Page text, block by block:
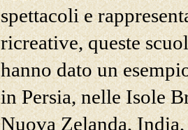
spettacoli e
ricreative, queste
hanno dato un
in Persia, nelle Isole
Nuova Zelanda, India,